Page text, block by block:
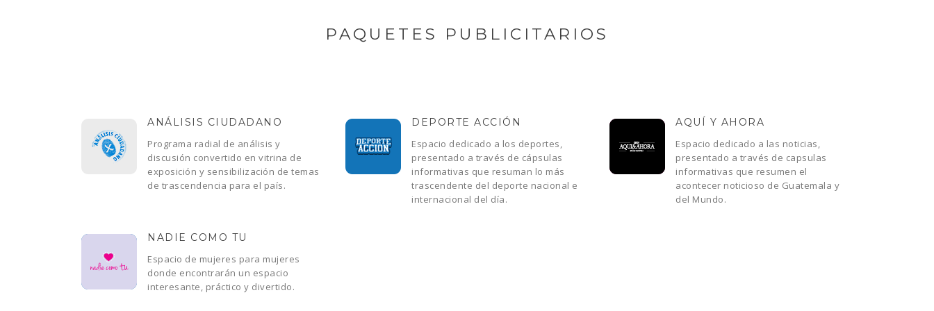
PAQUETES PUBLICITARIOS
ANÁLISIS CIUDADANO
Programa radial de análisis y
discusión convertido en vitrina de
exposición y sensibilización de temas
de trascendencia para el país.
NADIE COMO TU
Espacio de mujeres para mujeres
donde encontrarán un espacio
interesante, práctico y divertido.
DEPORTE ACCIÓN
Espacio dedicado a los deportes,
presentado a través de cápsulas
informativas que resuman lo más
trascendente del deporte nacional e
internacional del día.
AQUÍ Y AHORA
Espacio dedicado a las noticias,
presentado a través de capsulas
informativas que resumen el
acontecer noticioso de Guatemala y
del Mundo.